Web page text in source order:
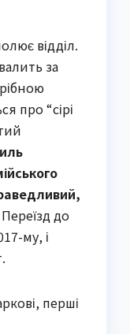
відділ.
за
про “сірі
Переїзд до
му, і
перші